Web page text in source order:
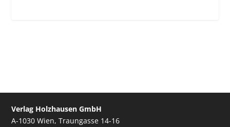
Verlag Holzhausen GmbH
A-1030 Wien, Traungasse 14-16